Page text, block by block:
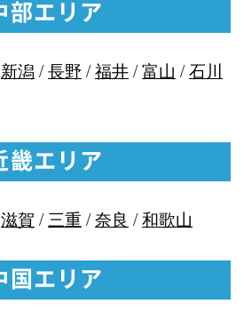
中部エリア
新潟 /長野 /福井/富山 /石川
近畿エリア
滋賀 /三重 /奈良 /和歌山
中国エリア